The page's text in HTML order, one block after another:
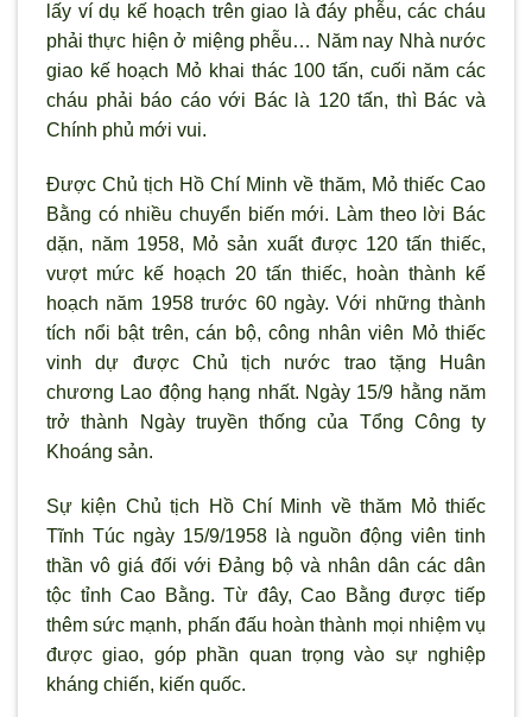
lấy ví dụ kế hoạch trên giao là đáy phễu, các cháu
phải thực hiện ở miệng phễu… Năm nay Nhà nước
giao kế hoạch Mỏ khai thác 100 tấn, cuối năm các
cháu phải báo cáo với Bác là 120 tấn, thì Bác và
Chính phủ mới vui.
Được Chủ tịch Hồ Chí Minh về thăm, Mỏ thiếc Cao
Bằng có nhiều chuyển biến mới. Làm theo lời Bác
dặn, năm 1958, Mỏ sản xuất được 120 tấn thiếc,
vượt mức kế hoạch 20 tấn thiếc, hoàn thành kế
hoạch năm 1958 trước 60 ngày. Với những thành
tích nổi bật trên, cán bộ, công nhân viên Mỏ thiếc
vinh dự được Chủ tịch nước trao tặng Huân
chương Lao động hạng nhất. Ngày 15/9 hằng năm
trở thành Ngày truyền thống của Tổng Công ty
Khoáng sản.
Sự kiện Chủ tịch Hồ Chí Minh về thăm Mỏ thiếc
Tĩnh Túc ngày 15/9/1958 là nguồn động viên tinh
thần vô giá đối với Đảng bộ và nhân dân các dân
tộc tỉnh Cao Bằng. Từ đây, Cao Bằng được tiếp
thêm sức mạnh, phấn đấu hoàn thành mọi nhiệm vụ
được giao, góp phần quan trọng vào sự nghiệp
kháng chiến, kiến quốc.